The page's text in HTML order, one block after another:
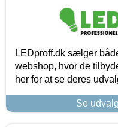
LEDproff.dk sælger
webshop, hvor de
her for at se deres
Se